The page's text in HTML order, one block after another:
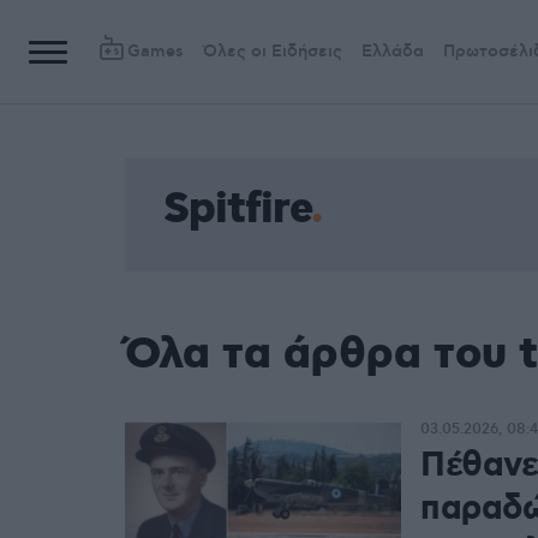
Games Όλες οι Ειδήσεις Ελλάδα
Spitfire
Όλα τα άρθρα του
03.05.2026,